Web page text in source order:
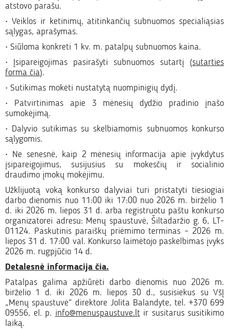
atstovo parašu.
• Veiklos ir ketinimų, atitinkančių subnuomos specialiąsias
sąlygas, aprašymas.
• Siūloma konkreti 1 kv. m. patalpų subnuomos kaina.
• Įsipareigojimas pasirašyti subnuomos sutartį (sutarties
forma čia).
• Sutikimas mokėti nustatytą nuompinigių dydį.
• Patvirtinimas apie 3 mėnesių dydžio pradinio įnašo
sumokėjimą.
• Dalyvio sutikimas su skelbiamomis subnuomos konkurso
sąlygomis.
• Ne senesnė, kaip 2 mėnesių informacija apie įvykdytus
įsipareigojimus, susijusius su mokesčių ir socialinio
draudimo įmokų mokėjimu.
Užklijuotą voką konkurso dalyviai turi pristatyti tiesiogiai
darbo dienomis nuo 11:00 iki 17:00 nuo 2026 m. birželio 1
d. iki 2026 m. liepos 31 d. arba registruotu paštu konkurso
organizatorei adresu: Menų spaustuvė, Šiltadaržio g. 6, LT-
01124. Paskutinis paraiškų priėmimo terminas – 2026 m.
liepos 31 d. 17:00 val. Konkurso laimėtojo paskelbimas įvyks
2026 m. rugpjūčio 14 d.
Detalesnė informacija čia.
Patalpas galima apžiūrėti darbo dienomis nuo 2026 m.
birželio 1 d. iki 2026 m. liepos 30 d., susisiekus su VšĮ
„Menų spaustuvė“ direktore Jolita Balandyte, tel. +370 699
09556, el. p. info@menuspaustuve.ltir susitarus susitikimo
laiką.